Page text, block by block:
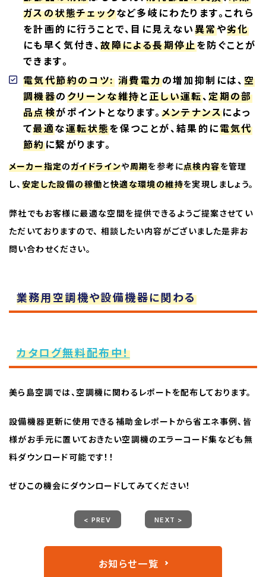
ガスの状態チェックなど多岐にわたります。これら
を計画的に行うことで、目に見えない異常や劣化
にも早く気付き、故障による長期停止を防ぐことが
できます。
電気代節約のコツ: 消費電力の増加抑制には、 空
調機器のクリーンな維持と正しい運転、定期の部
品点検がポイントとなります。 メンテナンスによっ
て最適な運転状態を保つことが、結果的に電気代
節約に繋がります。
メーカー指定のガイドラインや周期を参考に点検内容を管理
し、 安定した設備の稼働と快適な環境の維持を実現しましょう。
弊社でもお客様に最適な空間を提供できるようご提案させてい
ただいておりますので、 相談したい内容がございました是非お
問い合わせください。
業務用空調機や設備機器に関わる
カタログ無料配布中！
美ら島空調では、空調機に関わるレポートを配布しております。
設備機器更新に使用できる補助金レポートから省エネ事例、皆
様がお手元に置いておきたい空調機のエラーコード集なども無
料ダウンロード可能です！！
ぜひこの機会にダウンロードしてみてください！
< PREV NEXT >
お知らせ一覧